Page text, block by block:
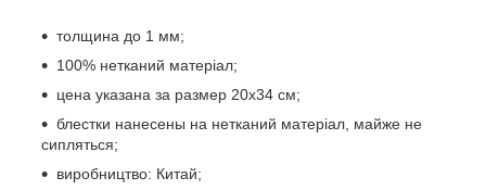
толщина до 1 мм;
100% нетканий матеріал;
цена указана за размер 20х34 см;
блестки нанесены на нетканий матеріал, майже не
сипляться;
виробництво: Китай;